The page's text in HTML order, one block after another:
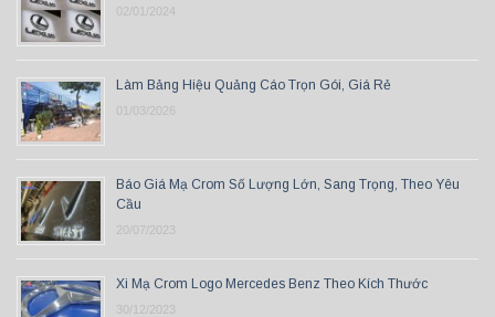
02/01/2024
Làm Bảng Hiệu Quảng Cáo Trọn Gói, Giá Rẻ
01/03/2026
Báo Giá Mạ Crom Số Lượng Lớn, Sang Trọng, Theo Yêu
Cầu
20/07/2023
Xi Mạ Crom Logo Mercedes Benz Theo Kích Thước
30/12/2023